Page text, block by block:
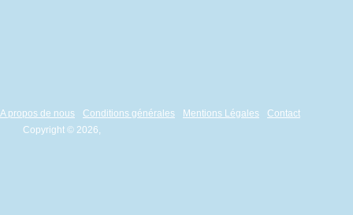
A propos de nous Conditions générales Mentions Légales
Contact
Copyright © 2026,